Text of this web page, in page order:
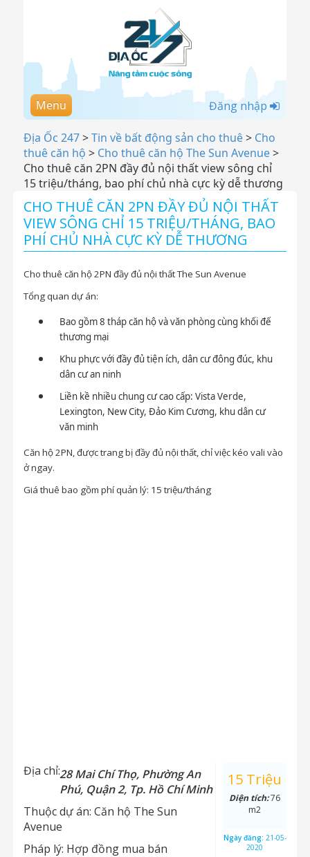
Menu Đăng nhập
Địa Ốc 247>Tin về bất động sản cho thuê> Cho
thuê căn hộ > Cho thuê căn hộ The Sun Avenue>
Cho thuê căn 2PN đầy đủ nội thất view sông chỉ
15 triệu/tháng, bao phí chủ nhà cực kỳ dễ thương
CHO THUÊ CĂN 2PN ĐẦY ĐỦ NỘI THẤT
VIEW SÔNG CHỈ 15 TRIỆU/THÁNG, BAO
PHÍ CHỦ NHÀ CỰC KỲ DỄ THƯƠNG
Cho thuê căn hộ 2PN đầy đủ nội thất The Sun Avenue
Tổng quan dự án:
Bao gồm 8 tháp căn hộ và văn phòng cùng khối đế
thương mại
Khu phực với đầy đủ tiện ích, dân cư đông đúc, khu
dân cư an ninh
Liền kề nhiều chung cư cao cấp: Vista Verde,
Lexington, New City, Đảo Kim Cương, khu dân cư
văn minh
Căn hộ 2PN, được trang bị đầy đủ nội thất, chỉ việc kéo vali vào
ở ngay.
Giá thuê bao gồm phí quản lý: 15 triệu/tháng
Địa chỉ:28 Mai Chí Thọ, Phường An
Phú, Quận 2, Tp. Hồ Chí Minh
Thuộc dự án: Căn hộ The Sun
Avenue
Pháp lý: Hợp đồng mua bán
15 Triệu
Diện tích:76
m2
Ngày đăng: 21-05-
2020